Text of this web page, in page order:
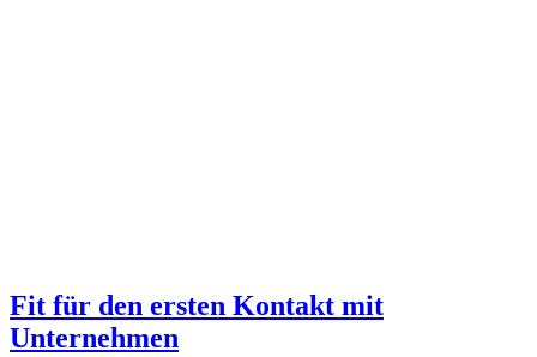
Fit für den ersten Kontakt mit
Unternehmen